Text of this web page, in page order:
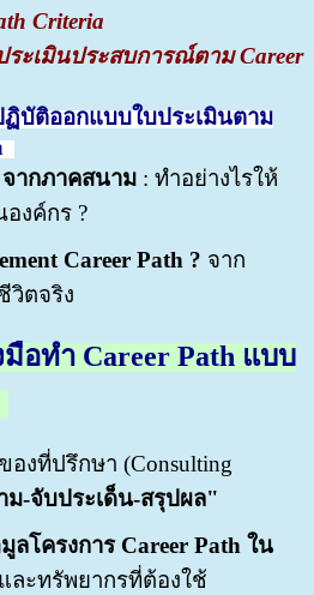
Criteria
ะเมินประสบการณ์ตาม Career
ฏิบัติออกแบบใบประเมินตาม
จากภาคสนาม: ทำอย่างไรให้
องค์กร ?
Career Path ? จาก
วิตจริง
อทำ Career Path แบบ
งที่ปรึกษา (Consulting
ม-จับประเด็น-สรุปผล"
ลโครงการ Career Path ใน
ละทรัพยากรที่ต้องใช้